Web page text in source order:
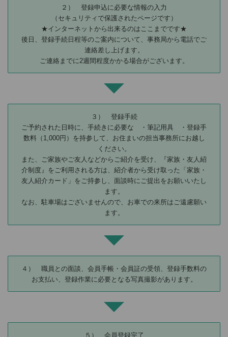
２） 登録申込に必要な情報の入力
（セキュリティで保護されたページです）
★インターネットから出来るのはここまでです★
後日、登録手続日程等のご案内について、事務局から電話でご
連絡差し上げます。
ご連絡までに2週間程度かかる場合がございます。
３） 登録手続
ご予約された日時に、手続きに必要な ・筆記用具 ・登録手
数料（1,000円）を持参して、お住まいの担当事務所にお越し
ください。
また、ご家族やご友人などからご紹介を受け、『家族・友人紹
介制度』をご利用される方は、紹介者から受け取った「家族・
友人紹介カード」をご持参し、面談時にご提出をお願いいたし
ます。
なお、駐車場はございませんので、お車での来所はご遠慮願い
ます。
４） 職員との面談、会員手帳・会員証の受領、登録手数料の
お支払い、登録作業に必要となる写真撮影があります。
５） 会員登録完了